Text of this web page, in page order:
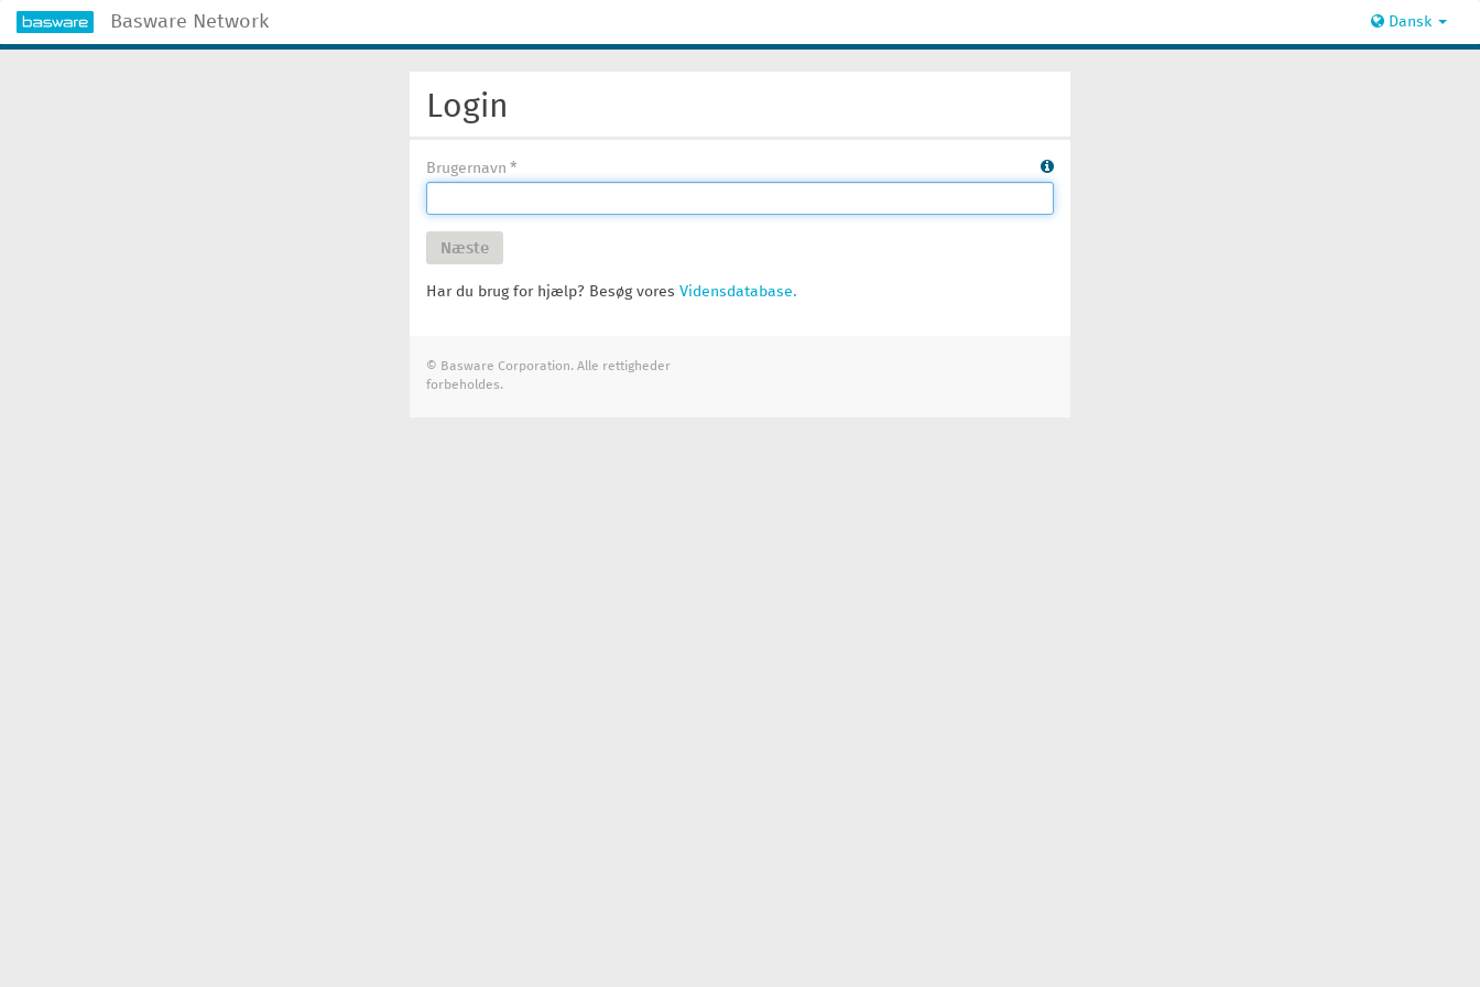
Basware Network Dansk
Login
Brugernavn
Næste
Har du brug for hjælp? Besøg vores Vidensdatabase.
© Basware Corporation. Alle rettigheder
forbeholdes.